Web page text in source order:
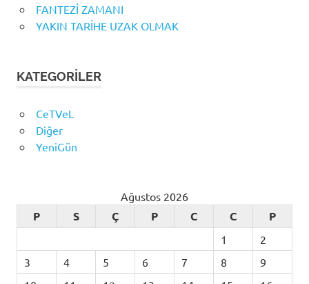
FANTEZİ ZAMANI
YAKIN TARİHE UZAK OLMAK
KATEGORILER
CeTVeL
Diğer
YeniGün
Ağustos 2026
P S Ç P C C P
1
2
3
4 5 6 7 8
9